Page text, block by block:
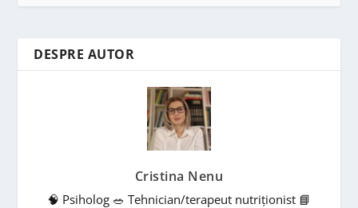
DESPRE AUTOR
Cristina Nenu
🧠 Psiholog 🥗 Tehnician/terapeut nutriționist 📘